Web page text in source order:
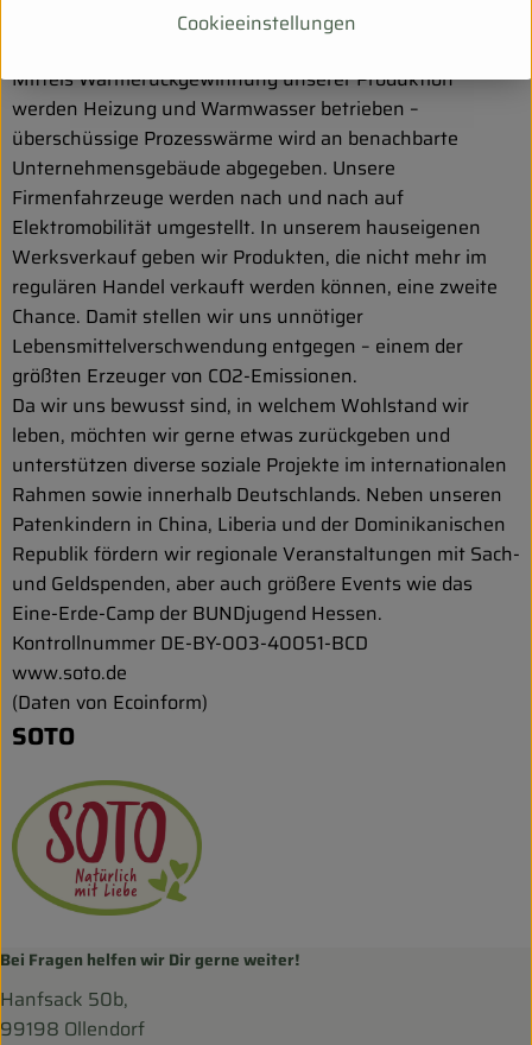
Ökostrom aus erneuerbaren Energien und auf
Mittels Wärmerückgewinnung unserer Produktion
werden Heizung und Warmwasser betrieben –
überschüssige Prozesswärme wird an benachbarte
Unternehmensgebäude abgegeben. Unsere
Firmenfahrzeuge werden nach und nach auf
Elektromobilität umgestellt. In unserem hauseigenen
Werksverkauf geben wir Produkten, die nicht mehr im
regulären Handel verkauft werden können, eine zweite
Chance. Damit stellen wir uns unnötiger
Lebensmittelverschwendung entgegen – einem der
größten Erzeuger von CO2-Emissionen.
Da wir uns bewusst sind, in welchem Wohlstand wir
leben, möchten wir gerne etwas zurückgeben und
unterstützen diverse soziale Projekte im internationalen
Rahmen sowie innerhalb Deutschlands. Neben unseren
Patenkindern in China, Liberia und der Dominikanischen
Republik fördern wir regionale Veranstaltungen mit Sach-
und Geldspenden, aber auch größere Events wie das
Eine-Erde-Camp der BUNDjugend Hessen.
Kontrollnummer DE-BY-003-40051-BCD
www.soto.de
(Daten von Ecoinform)
SOTO
Bei Fragen helfen wir Dir gerne weiter!
Hanfsack 50b,
99198 Ollendorf
Cookieeinstellungen